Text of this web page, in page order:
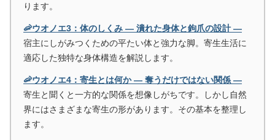
ります。
🦐ウオノエ3：体のしくみ ― 潰れた身体と鉤爪の設計 ―
宿主にしがみつくための平たい体と強力な脚。寄生生活に
適応した独特な身体構造を解説します。
🦐ウオノエ4：寄生とは何か ― 奪うだけではない関係 ―
寄生と聞くと一方的な関係を想像しがちです。しかし自然
界にはさまざまな寄生の形があります。その基本を整理し
ます。